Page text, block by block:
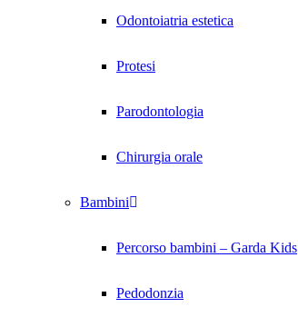
Odontoiatria estetica
Protesi
Parodontologia
Chirurgia orale
Bambini
Percorso bambini – Garda Kids
Pedodonzia